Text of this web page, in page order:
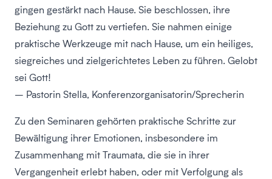
gingen gestärkt nach Hause. Sie beschlossen, ihre
Beziehung zu Gott zu vertiefen. Sie nahmen einige
praktische Werkzeuge mit nach Hause, um ein heiliges,
siegreiches und zielgerichtetes Leben zu führen. Gelobt
sei Gott!
– Pastorin Stella, Konferenzorganisatorin/Sprecherin
Zu den Seminaren gehörten praktische Schritte zur
Bewältigung ihrer Emotionen, insbesondere im
Zusammenhang mit Traumata, die sie in ihrer
Vergangenheit erlebt haben, oder mit Verfolgung als